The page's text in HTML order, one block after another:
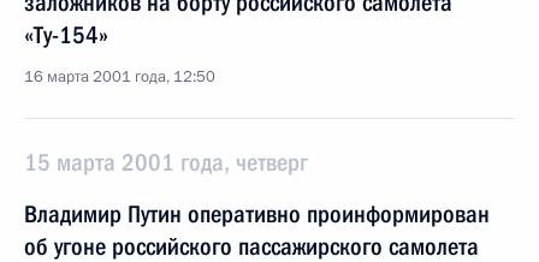
«Ту-154»
16 марта 2001 года, 12:50
15 марта 2001 года, четверг
Владимир Путин оперативно проинформирован
об угоне российского пассажирского самолета